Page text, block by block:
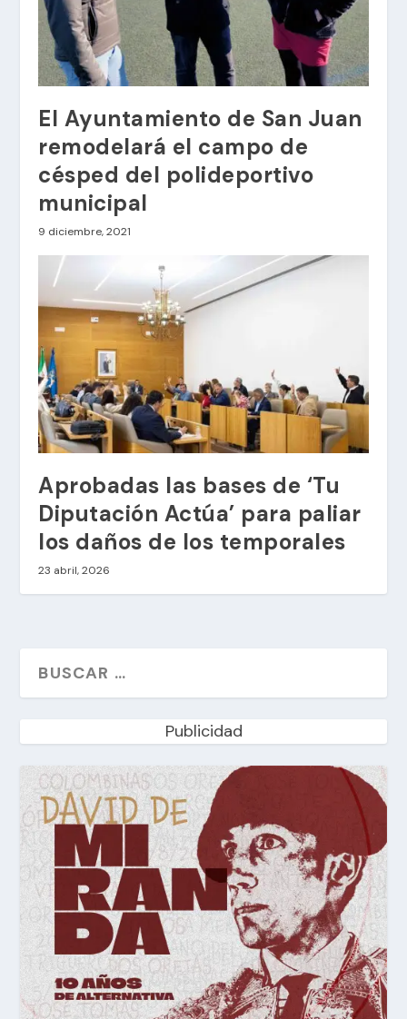
El Ayuntamiento de San Juan
remodelará el campo de
césped del polideportivo
municipal
9 diciembre, 2021
Aprobadas las bases de ‘Tu
Diputación Actúa’ para paliar
los daños de los temporales
23 abril, 2026
Publicidad